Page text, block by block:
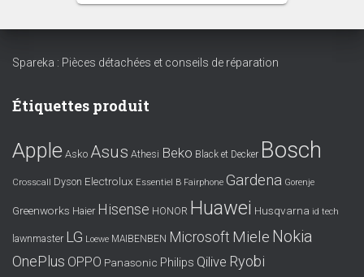
Spareka : Pièces détachées et conseils de réparation
Étiquettes produit
Apple Asko Asus Athesi Beko Black et Decker Bosch
Crosscall Dyson Electrolux Essentiel B Fairphone Gardena Gorenje
Greenworks Haier Hisense HONOR Huawei Husqvarna id tech
lawnmaster LG Loewe MAIBENBEN Microsoft Miele Nokia
OnePlus OPPO Panasonic Philips Qilive Ryobi